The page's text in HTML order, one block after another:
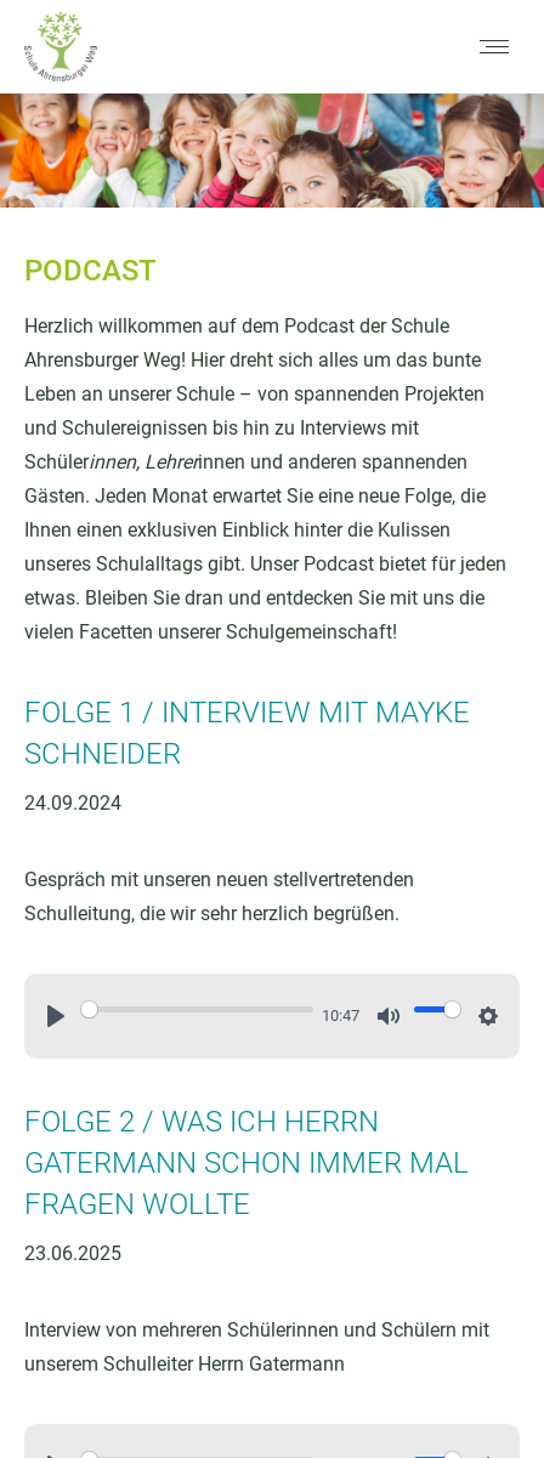
PODCAST
Herzlich willkommen auf dem Podcast der Schule
Ahrensburger Weg! Hier dreht sich alles um das bunte
Leben an unserer Schule – von spannenden Projekten
und Schulereignissen bis hin zu Interviews mit
Schülerinnen, Lehrerinnen und anderen spannenden
Gästen. Jeden Monat erwartet Sie eine neue Folge, die
Ihnen einen exklusiven Einblick hinter die Kulissen
unseres Schulalltags gibt. Unser Podcast bietet für jeden
etwas. Bleiben Sie dran und entdecken Sie mit uns die
vielen Facetten unserer Schulgemeinschaft!
FOLGE 1 / INTERVIEW MIT MAYKE
SCHNEIDER
24.09.2024
Gespräch mit unseren neuen stellvertretenden
Schulleitung, die wir sehr herzlich begrüßen.
10:47
FOLGE 2 / WAS ICH HERRN
GATERMANN SCHON IMMER MAL
FRAGEN WOLLTE
23.06.2025
Interview von mehreren Schülerinnen und Schülern mit
unserem Schulleiter Herrn Gatermann